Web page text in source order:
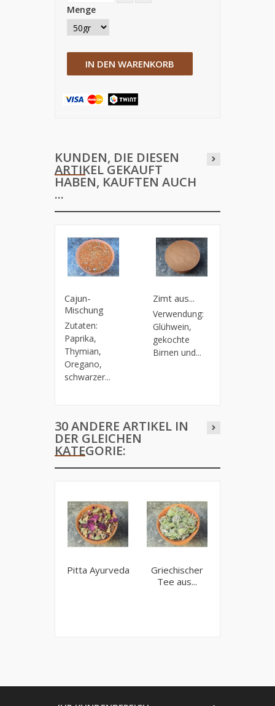
Menge
IN DEN WARENKORB
KUNDEN, DIE DIESEN
ARTIKEL GEKAUFT
HABEN, KAUFTEN AUCH
...
Cajun-
Mischung
Zutaten:
Paprika,
Thymian,
Oregano,
schwarzer...
Zimt aus...
Verwendung:
Glühwein,
gekochte
Birnen und...
30 ANDERE ARTIKEL IN
DER GLEICHEN
KATEGORIE:
Pitta Ayurveda
Griechischer
Tee aus...